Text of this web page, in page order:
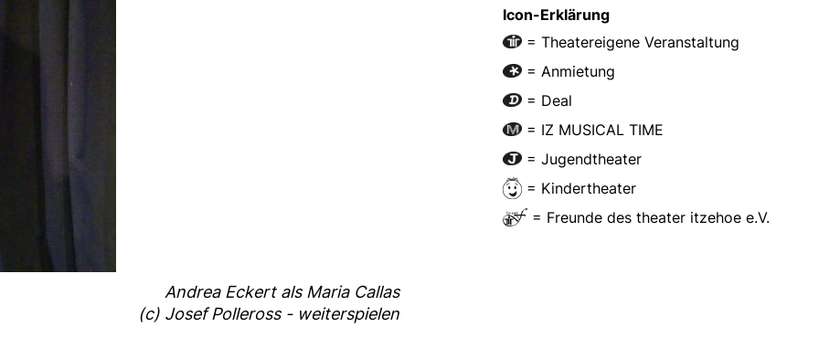
Andrea Eckert als Maria Callas
(c) Josef Polleross - weiterspielen
Icon-Erklärung
= Theatereigene Veranstaltung
= Anmietung
= Deal
= IZ MUSICAL TIME
= Jugendtheater
= Kindertheater
= Freunde des theater itzehoe e.V.